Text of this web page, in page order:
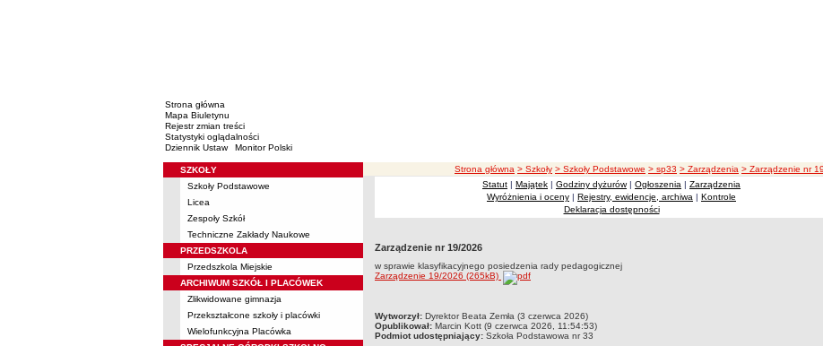
Strona główna
Mapa Biuletynu
Rejestr zmian treści
Statystyki oglądalności
Dziennik Ustaw
Monitor Polski
Menu
SZKOŁY
Szkoły Podstawowe
Licea
Zespoły Szkół
Techniczne Zakłady Naukowe
PRZEDSZKOLA
Przedszkola Miejskie
ARCHIWUM SZKÓŁ I PLACÓWEK
Zlikwidowane gimnazja
Przekształcone szkoły i placówki
Wielofunkcyjna Placówka
ścieżka nawigacji
Strona główna > Szkoły > Szkoły Podstawowe > sp33 > Zarządzenia > Zarządzenie nr
Statut | Majątek | Godziny dyżurów| Ogłoszenia | Zarządzenia
Wyróżnienia i oceny | Rejestry, ewidencje, archiwa | Kontrole
Deklaracja dostępności
Zarządzenie nr 19/2026
w sprawie klasyfikacyjnego posiedzenia rady pedagogicznej
Zarządzenie 19/2026 (265kB)
metryczka
Wytworzył: Dyrektor Beata Zemła (3 czerwca 2026)
Opublikował: Marcin Kott (9 czerwca 2026, 11:54:53)
Podmiot udostępniający: Szkoła Podstawowa nr 33